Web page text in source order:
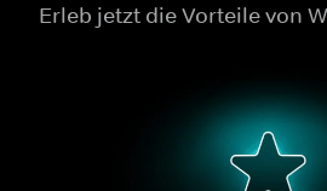
Erleb jetzt die Vorteile von